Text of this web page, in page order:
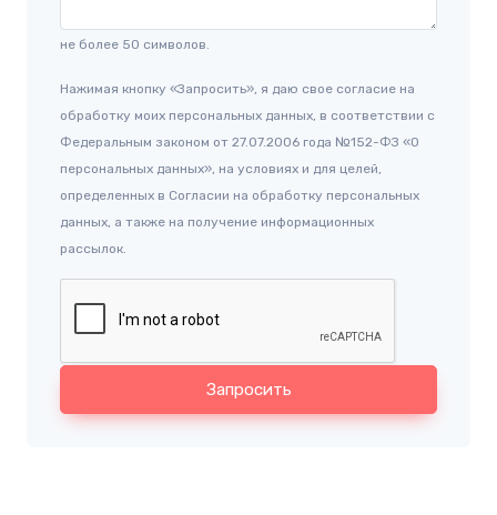
не более 50 символов.
Нажимая кнопку «Запросить», я даю свое согласие на
обработку моих персональных данных, в соответствии с
Федеральным законом от 27.07.2006 года №152-ФЗ «О
персональных данных», на условиях и для целей,
определенных в Согласии на обработку персональных
данных, а также на получение информационных
рассылок.
Запросить